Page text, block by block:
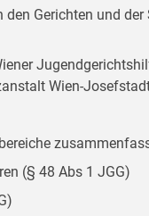
Gerichten und
Wien-
(§ 48 Abs 1 JGG)